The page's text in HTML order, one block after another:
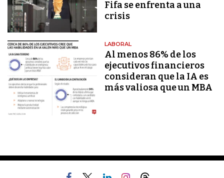
Fifa se enfrenta a una
crisis
LABORAL
Al menos 86% de los
ejecutivos financieros
consideran que la IA es
más valiosa que un MBA